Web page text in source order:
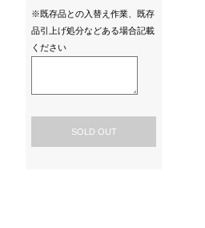
※既存品との入替え作業、既存
品引上げ処分などある場合記載
ください
SOLD OUT